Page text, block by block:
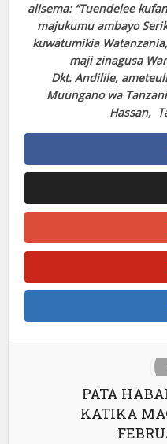
alisema: “Tuendelee
majukumu ambayo
kuwatumikia
maji zinagusa
Dkt. Andilile,
Muungano wa
Hassan,
PATA
KATIKA